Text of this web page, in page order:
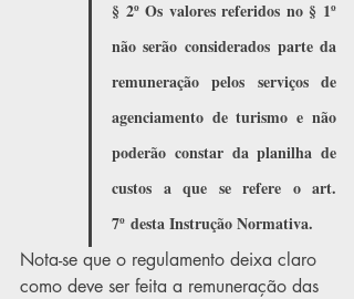
§ 2º Os valores referidos no § 1º
não serão considerados parte da
remuneração pelos serviços de
agenciamento de turismo e não
poderão constar da planilha de
custos a que se refere o art.
7º desta Instrução Normativa.
Nota-se que o regulamento deixa claro
como deve ser feita a remuneração das